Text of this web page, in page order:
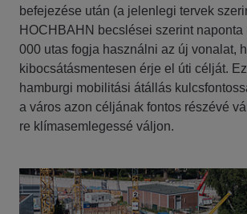
befejezése után (a jelenlegi tervek
HOCHBAHN becslései szerint naponta
000 utas fogja használni az új vonalat,
kibocsátásmentesen érje el úti célját.
hamburgi mobilitási átállás
a város azon céljának fontos részévé
re klímasemlegessé váljon.